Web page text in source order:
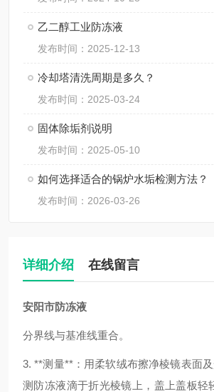
乙二醇工业防冻液
发布时间：2025-12-13
冷却塔清洗周期是多久？
发布时间：2025-03-24
固体除垢剂说明
发布时间：2025-05-10
如何选择适合的锅炉水垢检测方法？
发布时间：2026-03-26
详细介绍 在线留言
安阳市防冻液
分界线与基准线重合。
3. **测量**：用柔软绒布擦净棱镜表面
测防冻液滴于折光棱镜上，盖上盖板轻